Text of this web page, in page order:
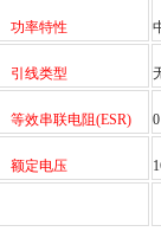
功率特性
引线类型
等效串联电阻(ESR)
额定电压